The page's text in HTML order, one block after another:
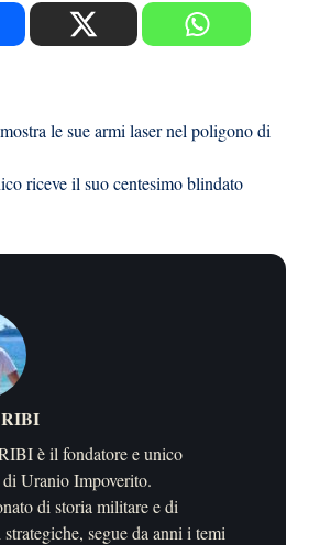
le sue armi laser nel poligono di
riceve il suo centesimo blindato
è il fondatore e unico
di Uranio Impoverito.
di storia militare e di
segue da anni i temi